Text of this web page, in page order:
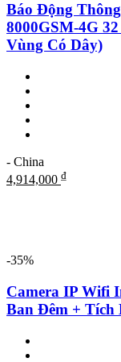
Báo Động
8000GSM-4G
Vùng Có Dây)
- China
4,914,000 ₫
-35%
Camera IP Wifi
Ban Đêm + Tích